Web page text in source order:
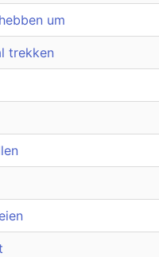
um
trekken